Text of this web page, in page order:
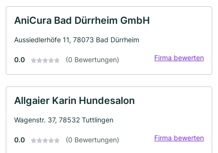
AniCura Bad Dürrheim GmbH
Aussiedlerhöfe 11, 78073 Bad Dürrheim
0.0 (0 Bewertungen) Firma bewerten
Allgaier Karin Hundesalon
Wagenstr. 37, 78532 Tuttlingen
0.0 (0 Bewertungen) Firma bewerten